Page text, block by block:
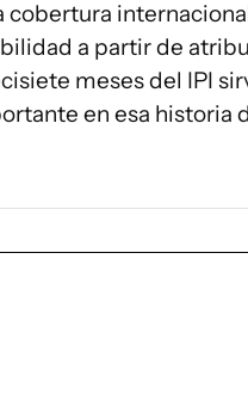
a partir de
meses del IPI
en esa historia